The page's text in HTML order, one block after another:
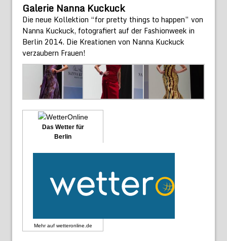
Galerie Nanna Kuckuck
Die neue Kollektion “for pretty things to happen” von
Nanna Kuckuck, fotografiert auf der Fashionweek in
Berlin 2014. Die Kreationen von Nanna Kuckuck
verzaubern Frauen!
Das Wetter für
Berlin
Mehr auf wetteronline.de